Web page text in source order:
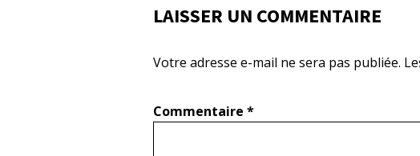
LAISSER UN COMMENTAIRE
Votre adresse e-mail ne sera pas publiée.
Commentaire *